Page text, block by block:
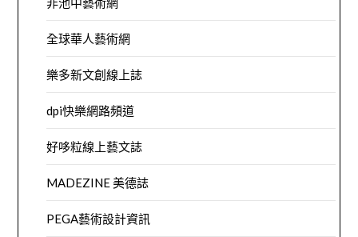
全球華人藝術網
樂多新文創線上誌
dpi快樂網路頻道
好哆粒線上藝文誌
MADEZINE 美德誌
PEGA藝術設計資訊